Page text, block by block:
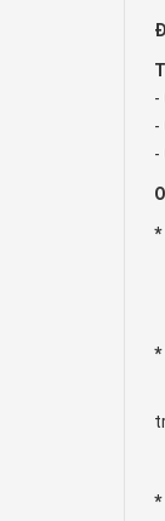
-
-
-
*
*
*